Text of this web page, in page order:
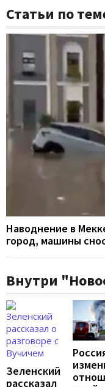
Статьи по
Наводнение в
город, машины
Внутри
Зеленский
рассказал